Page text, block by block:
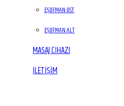
EŞOFMAN ÜST
EŞOFMAN ALT
MASAJ CIHAZI
İLETIŞIM